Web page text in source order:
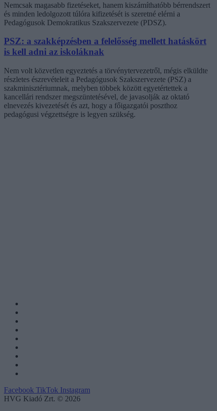
Nemcsak magasabb fizetéseket, hanem kiszámíthatóbb bérrendszert
és minden ledolgozott túlóra kifizetését is szeretné elérni a
Pedagógusok Demokratikus Szakszervezete (PDSZ).
PSZ: a szakképzésben a felelősség mellett hatáskört
is kell adni az iskoláknak
Nem volt közvetlen egyeztetés a törvénytervezetről, mégis elküldte
részletes észrevételeit a Pedagógusok Szakszervezete (PSZ) a
szakminisztériumnak, melyben többek között egyetértettek a
kancellári rendszer megszüntetésével, de javasolják az oktató
elnevezés kivezetését és azt, hogy a főigazgatói poszthoz
pedagógusi végzettségre is legyen szükség.
Facebook TikTok Instagram
HVG Kiadó Zrt. © 2026